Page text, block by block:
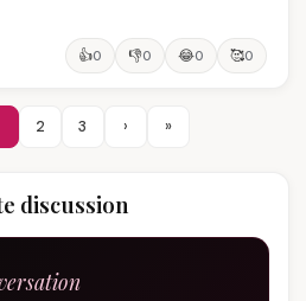
👍0 👎0 😂0 🥰0
2 3 › »
discussion